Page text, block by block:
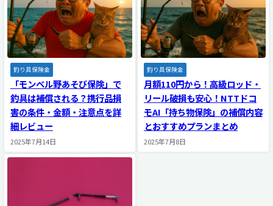
釣り具保険金
「モンベル野あそび保険」で
釣具は補償される？携行品損
害の条件・金額・注意点を詳
細レビュー
2025年7月14日
釣り具保険金
月額110円から！高級ロッド・
リール破損も安心！NTTドコ
モAI「持ち物保険」の補償内容
とおすすめプランまとめ
2025年7月8日